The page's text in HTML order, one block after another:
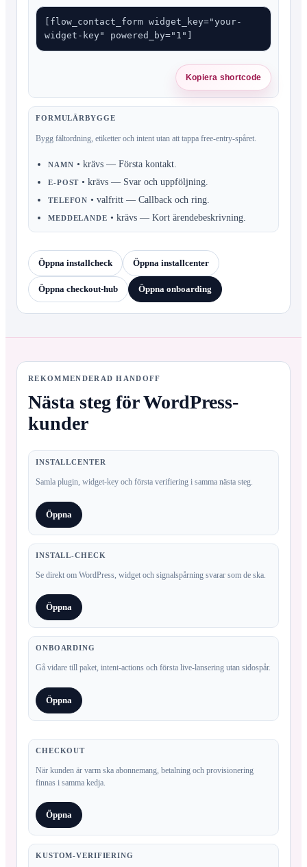
[flow_contact_form widget_key="your-
widget-key" powered_by="1"]
Kopiera shortcode
FORMULÄRBYGGE
Bygg fältordning, etiketter och intent utan att tappa free-entry-spåret.
NAMN • krävs— Första kontakt.
E-POST • krävs — Svar och uppföljning.
TELEFON • valfritt —Callback och ring.
MEDDELANDE • krävs— Kort ärendebeskrivning.
Öppna installcheck Öppna installcenter
Öppna checkout-hub Öppna onboarding
REKOMMENDERAD HANDOFF
Nästa steg för WordPress-
kunder
INSTALLCENTER
Samla plugin, widget-key och första verifiering i samma nästa steg.
Öppna
INSTALL-CHECK
Se direkt om WordPress, widget och signalspårning svarar som de ska.
Öppna
ONBOARDING
Gå vidare till paket, intent-actions och första live-lansering utan sidospår.
Öppna
CHECKOUT
När kunden är varm ska abonnemang, betalning och provisionering
finnas i samma kedja.
Öppna
KUSTOM-VERIFIERING